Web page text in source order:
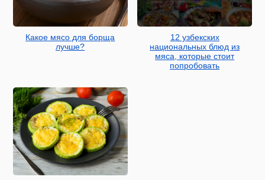
Какое мясо для борща
лучше?
12 узбекских
национальных блюд из
мяса, которые стоит
попробовать